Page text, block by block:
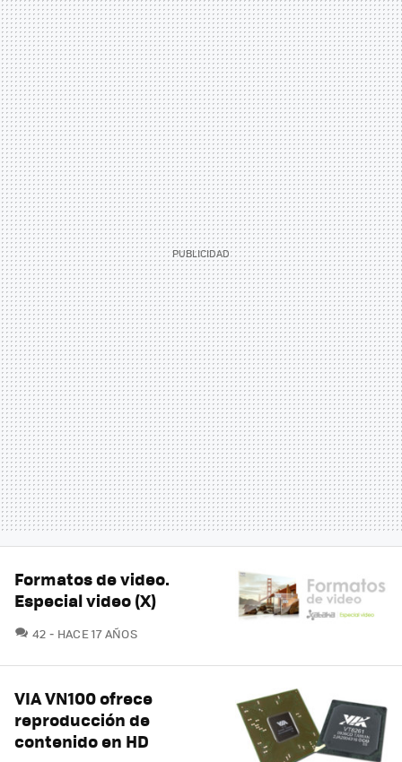
Formatos de video.
Especial video (X)
42 COMENTARIOS
HACE 17 AÑOS
VIA VN100 ofrece
reproducción de
contenido en HD